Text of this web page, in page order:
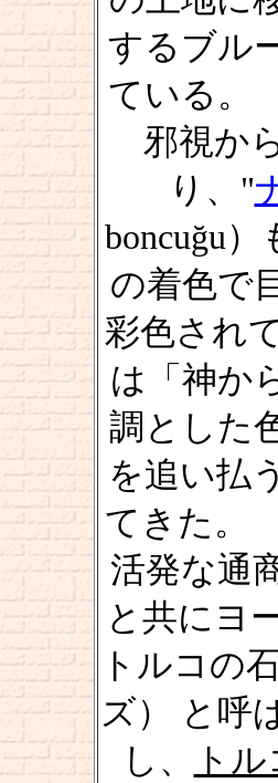
するブル
ている。
邪視か
り、"
boncuğu
の着色で
彩色され
は「神か
調とした
を追い払
てきた。
活発な通
と共にヨ
トルコの
ズ） と呼
し、
ト